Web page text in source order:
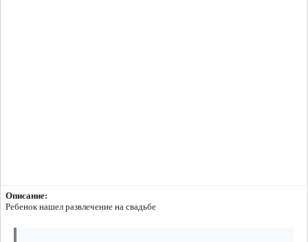
Описание:
Ребенок нашел развлечение на свадьбе